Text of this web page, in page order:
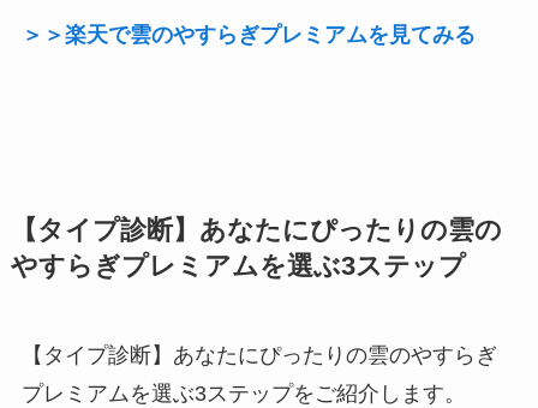
＞＞楽天で雲のやすらぎプレミアムを見てみる
【タイプ診断】あなたにぴったりの雲の
やすらぎプレミアムを選ぶ3ステップ
【タイプ診断】あなたにぴったりの雲のやすらぎ
プレミアムを選ぶ3ステップをご紹介します。